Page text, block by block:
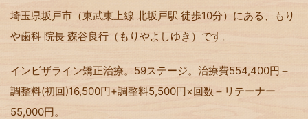
埼玉県坂戸市（東武東上線 北坂戸駅 徒歩10分）にある、もり
や歯科 院長 森谷良行（もりやよしゆき）です。
インビザライン矯正治療。59ステージ。治療費554,400円＋
調整料(初回)16,500円+調整料5,500円×回数＋リテーナー
55,000円。